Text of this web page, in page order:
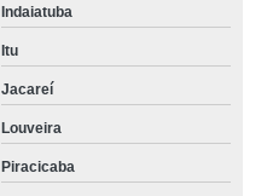
Indaiatuba
Itu
Jacareí
Louveira
Piracicaba